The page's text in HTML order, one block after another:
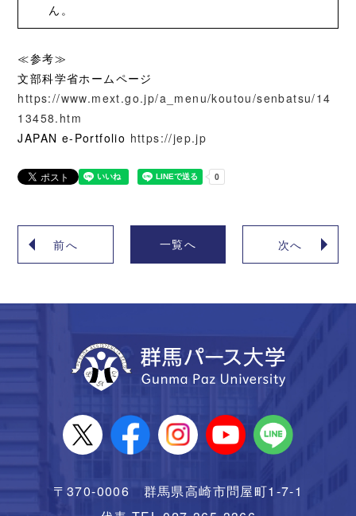
ん。
≪参考≫
文部科学省ホームページ
https://www.mext.go.jp/a_menu/koutou/senbatsu/14
13458.htm
JAPAN e-Portfolio https://jep.jp
前へ 一覧へ 次へ
〒370-0006 群馬県高崎市問屋町1-7-1